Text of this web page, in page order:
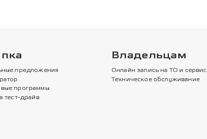
предложения
программы
тест-драйв
Владельцам
Онлайн запись на ТО и сервис
Техническое обслуживание